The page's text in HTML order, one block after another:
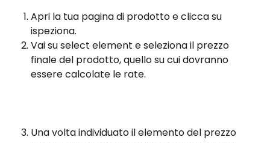
Apri la tua pagina di prodotto e clicca su
ispeziona.
Vai su select element e seleziona il prezzo
finale del prodotto, quello su cui dovranno
essere calcolate le rate.
Una volta individuato il elemento del prezzo